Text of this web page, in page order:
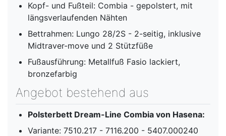
Kopf- und Fußteil: Combia - gepolstert, mit
längsverlaufenden Nähten
Bettrahmen: Lungo 28/2S - 2-seitig, inklusive
Midtraver-move und 2 Stützfüße
Fußausführung: Metallfuß Fasio lackiert,
bronzefarbig
Angebot bestehend aus
Polsterbett Dream-Line Combia von Hasena:
Variante: 7510.217 - 7116.200 - 5407.000240